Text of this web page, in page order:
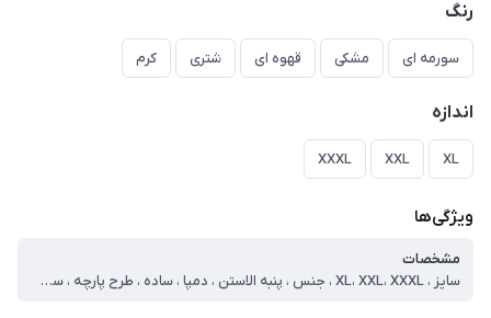
رنگ
سورمه ای مشکی قهوه ای شتری کرم
اندازه
XL
XXL
XXXL
ویژگی‌ها
مشخصات
سایز ، XL، XXL، XXXL ، جنس ، پنبه الاستن ، دمپا ، ساده ، طرح پارچه ، ساده ، نوع ، نیم بگ ، سایز ایکس لارج ، دور کمر=104 فاق=36 قد=108 ، سایز دو ایکس لارج ، دور کمر=106 فاق=36 قد=108 ، سایز سه ایکس لارج ، دور کمر=108 فاق=37 قد=108